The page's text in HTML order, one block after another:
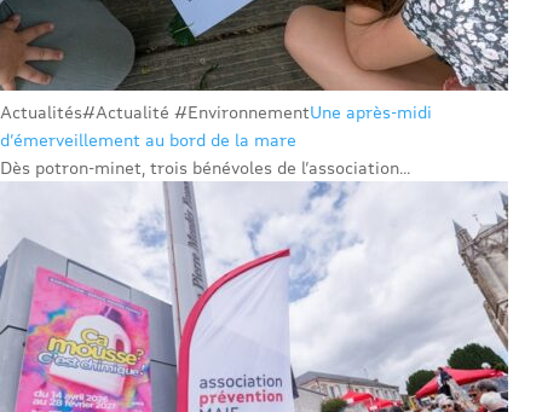
Actualités#Actualité #EnvironnementUne après-midi
d’émerveillement au bord de la mare
Dès potron-minet, trois bénévoles de l’association...